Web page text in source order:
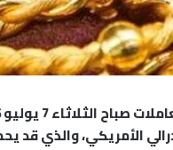
الأمريكي، والذي قد